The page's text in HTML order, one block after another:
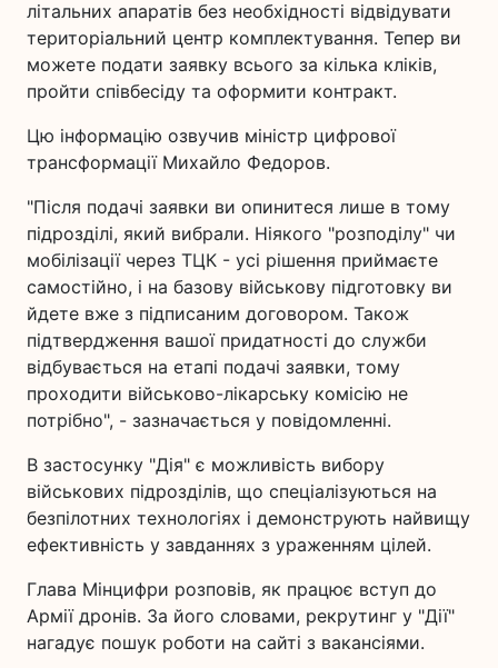
літальних апаратів без необхідності відвідувати
територіальний центр комплектування. Тепер ви
можете подати заявку всього за кілька кліків,
пройти співбесіду та оформити контракт.
Цю інформацію озвучив міністр цифрової
трансформації Михайло Федоров.
"Після подачі заявки ви опинитеся лише в тому
підрозділі, який вибрали. Ніякого "розподілу" чи
мобілізації через ТЦК - усі рішення приймаєте
самостійно, і на базову військову підготовку ви
йдете вже з підписаним договором. Також
підтвердження вашої придатності до служби
відбувається на етапі подачі заявки, тому
проходити військово-лікарську комісію не
потрібно", - зазначається у повідомленні.
В застосунку "Дія" є можливість вибору
військових підрозділів, що спеціалізуються на
безпілотних технологіях і демонструють найвищу
ефективність у завданнях з ураженням цілей.
Глава Мінцифри розповів, як працює вступ до
Армії дронів. За його словами, рекрутинг у "Дії"
нагадує пошук роботи на сайті з вакансіями.